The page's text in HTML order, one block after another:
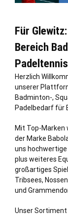
Für
Bereich
Padeltennis
Herzlich
unserer
Badminton-,
Padelbedarf für
Mit Top-Marken
der Marke
uns hochwertige
plus weiteres
großartiges
Tribsees,
und
Unser